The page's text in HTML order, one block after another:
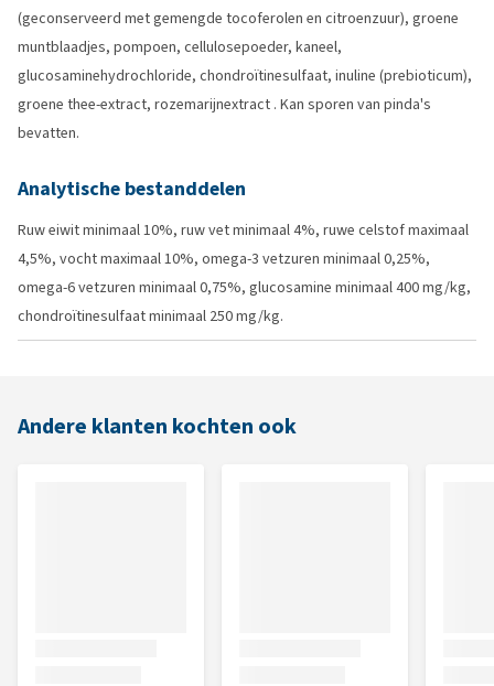
(geconserveerd met gemengde tocoferolen en citroenzuur), groene
muntblaadjes, pompoen, cellulosepoeder, kaneel,
glucosaminehydrochloride, chondroïtinesulfaat, inuline (prebioticum),
groene thee-extract, rozemarijnextract . Kan sporen van pinda's
bevatten.
Analytische bestanddelen
Ruw eiwit minimaal 10%, ruw vet minimaal 4%, ruwe celstof maximaal
4,5%, vocht maximaal 10%, omega-3 vetzuren minimaal 0,25%,
omega-6 vetzuren minimaal 0,75%, glucosamine minimaal 400 mg/kg,
chondroïtinesulfaat minimaal 250 mg/kg.
Andere klanten kochten ook